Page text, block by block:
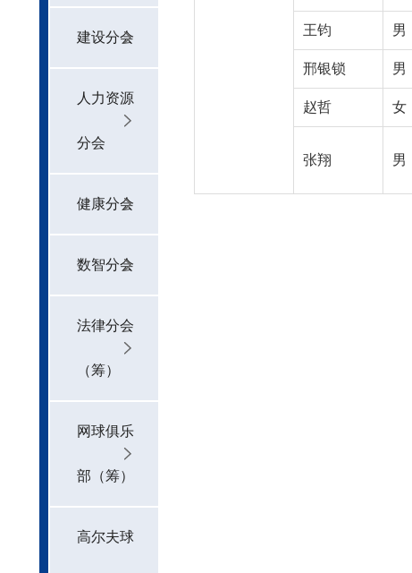
建设分会
人力资源
分会
健康分会
数智分会
法律分会
（筹）
网球俱乐
部（筹）
高尔夫球
王钧 男
邢银锁 男
赵哲 女
张翔 男